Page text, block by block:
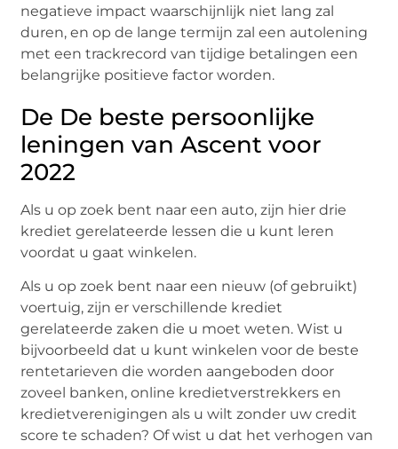
negatieve impact waarschijnlijk niet lang zal
duren, en op de lange termijn zal een autolening
met een trackrecord van tijdige betalingen een
belangrijke positieve factor worden.
De De beste persoonlijke
leningen van Ascent voor
2022
Als u op zoek bent naar een auto, zijn hier drie
krediet gerelateerde lessen die u kunt leren
voordat u gaat winkelen.
Als u op zoek bent naar een nieuw (of gebruikt)
voertuig, zijn er verschillende krediet
gerelateerde zaken die u moet weten. Wist u
bijvoorbeeld dat u kunt winkelen voor de beste
rentetarieven die worden aangeboden door
zoveel banken, online kredietverstrekkers en
kredietverenigingen als u wilt zonder uw credit
score te schaden? Of wist u dat het verhogen van